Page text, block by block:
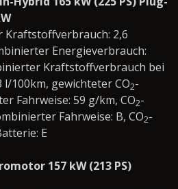
2,6
Energieverbrauch:
Kraftstoffverbrauch bei
100km, gewichteter CO2-
Fahrweise: 59 g/km, CO2-
Fahrweise: B, CO2-
E
157 kW (213 PS)